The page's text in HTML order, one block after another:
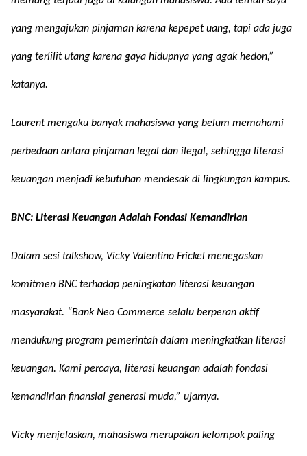
yang mengajukan pinjaman karena kepepet uang, tapi ada juga
yang terlilit utang karena gaya hidupnya yang agak hedon,”
katanya.
Laurent mengaku banyak mahasiswa yang belum memahami
perbedaan antara pinjaman legal dan ilegal, sehingga literasi
keuangan menjadi kebutuhan mendesak di lingkungan kampus.
BNC: Literasi Keuangan Adalah Fondasi Kemandirian
Dalam sesi talkshow, Vicky Valentino Frickel menegaskan
komitmen BNC terhadap peningkatan literasi keuangan
masyarakat. “Bank Neo Commerce selalu berperan aktif
mendukung program pemerintah dalam meningkatkan literasi
keuangan. Kami percaya, literasi keuangan adalah fondasi
kemandirian finansial generasi muda,” ujarnya.
Vicky menjelaskan, mahasiswa merupakan kelompok paling